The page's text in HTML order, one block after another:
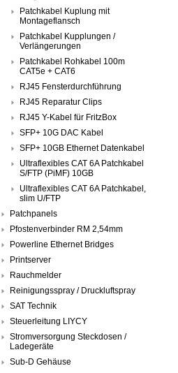
Patchkabel Kuplung mit
Montageflansch
Patchkabel Kupplungen /
Verlängerungen
Patchkabel Rohkabel 100m
CAT5e + CAT6
RJ45 Fensterdurchführung
RJ45 Reparatur Clips
RJ45 Y-Kabel für FritzBox
SFP+ 10G DAC Kabel
SFP+ 10GB Ethernet Datenkabel
Ultraflexibles CAT 6A Patchkabel
S/FTP (PiMF) 10GB
Ultraflexibles CAT 6A Patchkabel,
slim U/FTP
Patchpanels
Pfostenverbinder RM 2,54mm
Powerline Ethernet Bridges
Printserver
Rauchmelder
Reinigungsspray / Druckluftspray
SAT Technik
Steuerleitung LIYCY
Stromversorgung Steckdosen /
Ladegeräte
Sub-D Gehäuse